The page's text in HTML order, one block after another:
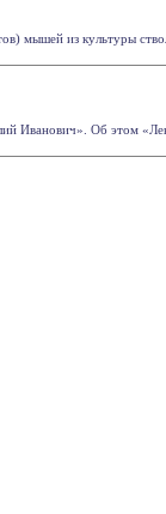
мышей из культуры
Иванович». Об этом